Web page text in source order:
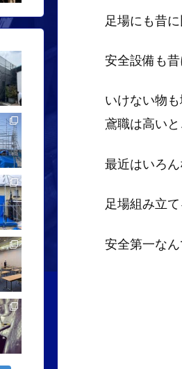
足場にも昔
安全設備も
いけない物
鳶職は高い
最近はいろ
足場組み立
安全第一なん